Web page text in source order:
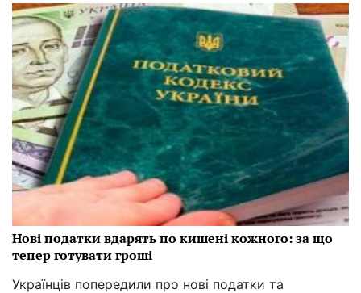
Нові податки вдарять по кишені кожного: за що
тепер готувати гроші
Українців попередили про нові податки та